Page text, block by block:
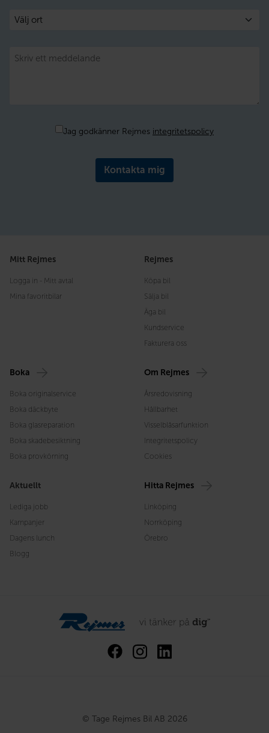
Välj
ort
Jag godkänner Rejmes integritetspolicy
Mitt Rejmes
Logga in - Mitt avtal
Mina favoritbilar
Rejmes
Köpa bil
Sälja bil
Äga bil
Kundservice
Fakturera oss
Boka
Boka originalservice
Boka däckbyte
Boka glasreparation
Boka skadebesiktning
Boka provkörning
Om Rejmes
Årsredovisning
Hållbarhet
Visselblåsarfunktion
Integritetspolicy
Cookies
Aktuellt
Lediga jobb
Kampanjer
Dagens lunch
Blogg
Hitta Rejmes
Linköping
Norrköping
Örebro
© Tage Rejmes Bil AB 2026